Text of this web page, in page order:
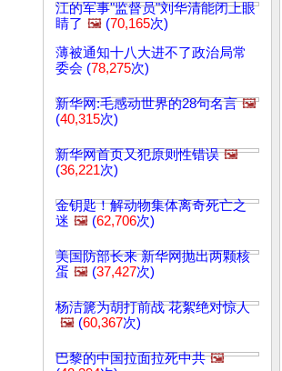
江的军事"监督员"刘华清能闭上眼
睛了 🖼️ (70,165次)
薄被通知十八大进不了政治局常
委会 (78,275次)
新华网:毛感动世界的28句名言 🖼️
(40,315次)
新华网首页又犯原则性错误 🖼️
(36,221次)
金钥匙！解动物集体离奇死亡之
迷 🖼️ (62,706次)
美国防部长来 新华网抛出两颗核
蛋 🖼️ (37,427次)
杨洁篪为胡打前战 花絮绝对惊人
🖼️ (60,367次)
巴黎的中国拉面拉死中共 🖼️